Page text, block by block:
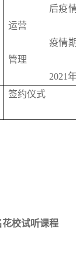
后疫
运营
疫情
管理
2021
签约仪式
花校试听课程